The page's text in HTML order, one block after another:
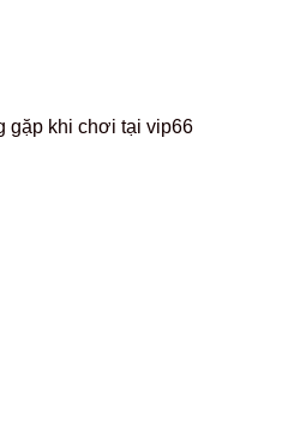
gặp khi chơi tại vip66